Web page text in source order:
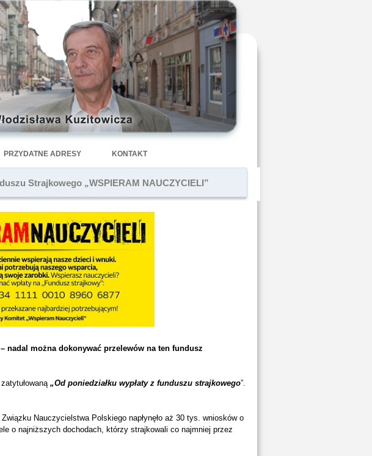
PRZYDATNE ADRESY KONTAKT
Strajkowego „WSPIERAM NAUCZYCIELI”
nadal można dokonywać przelewów na ten fundusz
„Od poniedziałku wypłaty z funduszu strajkowego”.
Nauczycielstwa Polskiego napłynęło aż 30 tys. wniosków o
o najniższych dochodach, którzy strajkowali co najmniej przez